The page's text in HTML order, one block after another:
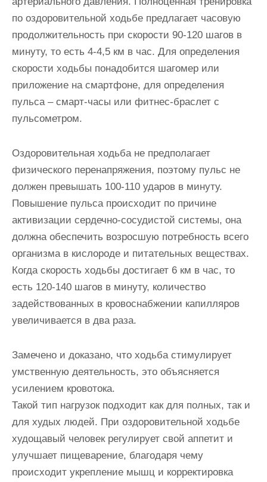
по оздоровительной ходьбе предлагает часовую
продолжительность при скорости 90-120 шагов в
минуту, то есть 4-4,5 км в час. Для определения
скорости ходьбы понадобится шагомер или
приложение на смартфоне, для определения
пульса – смарт-часы или фитнес-браслет с
пульсометром.
Оздоровительная ходьба не предполагает
физического перенапряжения, поэтому пульс не
должен превышать 100-110 ударов в минуту.
Повышение пульса происходит по причине
активизации сердечно-сосудистой системы, она
должна обеспечить возросшую потребность всего
организма в кислороде и питательных веществах.
Когда скорость ходьбы достигает 6 км в час, то
есть 120-140 шагов в минуту, количество
задействованных в кровоснабжении капилляров
увеличивается в два раза.
Замечено и доказано, что ходьба стимулирует
умственную деятельность, это объясняется
усилением кровотока.
Такой тип нагрузок подходит как для полных, так и
для худых людей. При оздоровительной ходьбе
худощавый человек регулирует свой аппетит и
улучшает пищеварение, благодаря чему
происходит укрепление мышц и корректировка